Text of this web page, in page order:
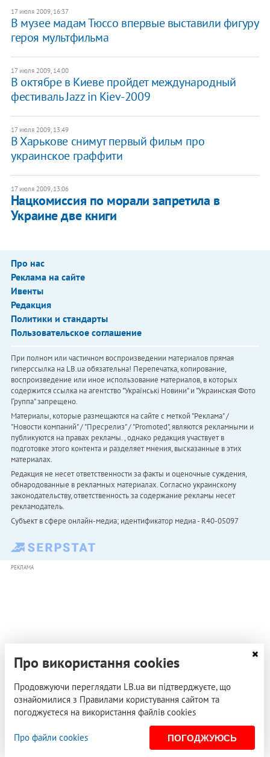
17 июля 2009, 16:37
В музее мадам Тюссо впервые выставили фигуру
героя мультфильма
17 июля 2009, 14:00
В октябре в Киеве пройдет международный
фестиваль Jazz in Kiev-2009
17 июля 2009, 13:49
В Харькове снимут первый фильм про
украинское граффити
17 июля 2009, 13:06
Нацкомиссия по морали запретила в
Украине две книги
Про нас
Реклама на сайте
Ивенты
Редакция
Политики и стандарты
Пользовательское соглашение
При полном или частичном воспроизведении материалов прямая
гиперссылка на LB.ua обязательна! Перепечатка, копирование,
воспроизведение или иное использование материалов, в которых
содержится ссылка на агентство "Українськi Новини" и "Украинская Фото
Группа" запрещено.
Материалы, которые размещаются на сайте с меткой "Реклама" /
"Новости компаний" / "Пресрелиз" / "Promoted", являются рекламными и
публикуются на правах рекламы. , однако редакция участвует в
подготовке этого контента и разделяет мнения, высказанные в этих
материалах.
Редакция не несет ответственности за факты и оценочные суждения,
обнародованные в рекламных материалах. Согласно украинскому
законодательству, ответственность за содержание рекламы несет
рекламодатель.
Субъект в сфере онлайн-медиа; идентификатор медиа - R40-05097
РЕКЛАМА
Про використання cookies
Продовжуючи переглядати LB.ua ви підтверджуєте, що
ознайомилися з Правилами користування сайтом та
погоджуєтеся на використання файлів cookies
Про файли cookies ПОГОДЖУЮСЬ